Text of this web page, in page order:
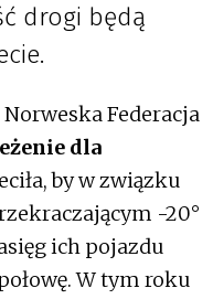
drogi będą
Federacja
dla
by w związku
-20°
ich pojazdu
W tym roku